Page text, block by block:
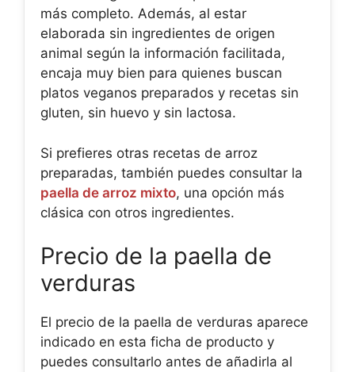
más completo. Además, al estar
elaborada sin ingredientes de origen
animal según la información facilitada,
encaja muy bien para quienes buscan
platos veganos preparados y recetas sin
gluten, sin huevo y sin lactosa.
Si prefieres otras recetas de arroz
preparadas, también puedes consultar la
paella de arroz mixto, una opción más
clásica con otros ingredientes.
Precio de la paella de
verduras
El precio de la paella de verduras aparece
indicado en esta ficha de producto y
puedes consultarlo antes de añadirla al